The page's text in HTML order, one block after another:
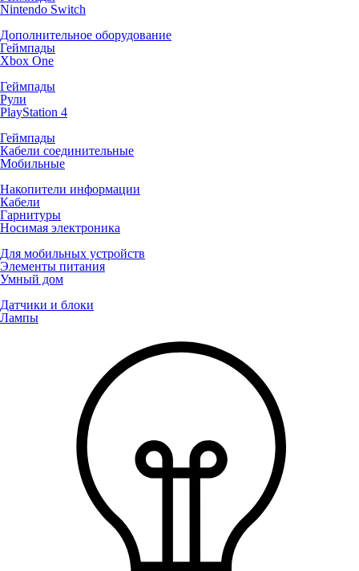
Nintendo Switch
Дополнительное оборудование
Геймпады
Xbox One
Геймпады
Рули
PlayStation 4
Геймпады
Кабели соединительные
Мобильные
Накопители информации
Кабели
Гарнитуры
Носимая электроника
Для мобильных устройств
Элементы питания
Умный дом
Датчики и блоки
Лампы